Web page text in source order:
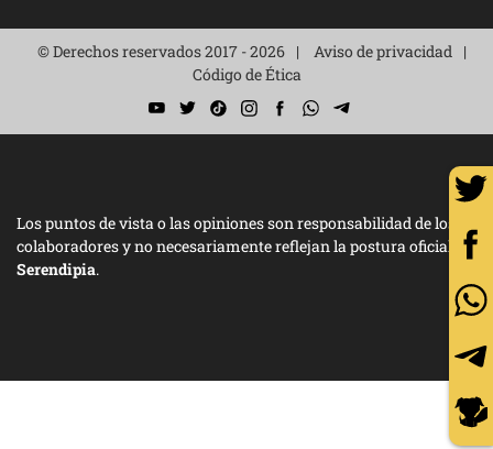
© Derechos reservados 2017 - 2026
Aviso de privacidad
Código de Ética
Los puntos de vista o las opiniones son responsabilidad de los
colaboradores y no necesariamente reflejan la postura oficial de
Serendipia.